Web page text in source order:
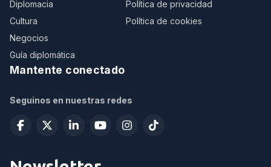
Diplomacia
Cultura
Negocios
Guía diplomática
Política de privacidad
Política de cookies
Mantente conectado
Seguinos en nuestras redes